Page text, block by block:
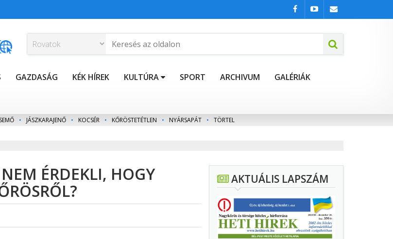
GAZDASÁG KÉK HÍREK KULTÚRA SPORT ARCHIVUM GALÉRIÁK
• JÁSZKARAJENŐ • KOCSÉR • KŐRÖSTETÉTLEN • NYÁRSAPÁT • TÖRTEL
ÉRDEKLI, HOGY
AKTUÁLIS LAPSZÁM